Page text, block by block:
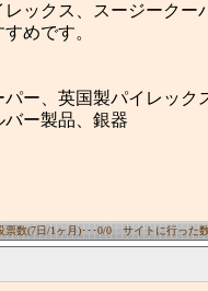
ックス、スージークー
めです。
ー、英国製パイレック
ー製品、銀器
票数(7日/1ヶ月)･･･0/0 サイトに行った